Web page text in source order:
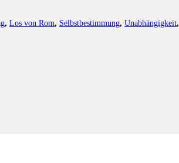
, Los von Rom, Selbstbestimmung, Unabhängigkeit,